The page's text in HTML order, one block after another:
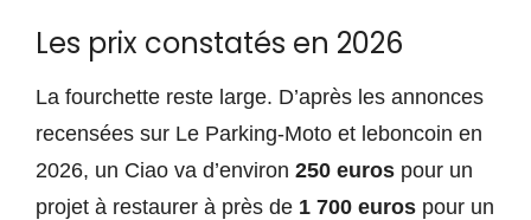
Les prix constatés en 2026
La fourchette reste large. D’après les annonces
recensées sur Le Parking-Moto et leboncoin en
2026, un Ciao va d’environ 250 euros pour un
projet à restaurer à près de 1 700 euros pour un